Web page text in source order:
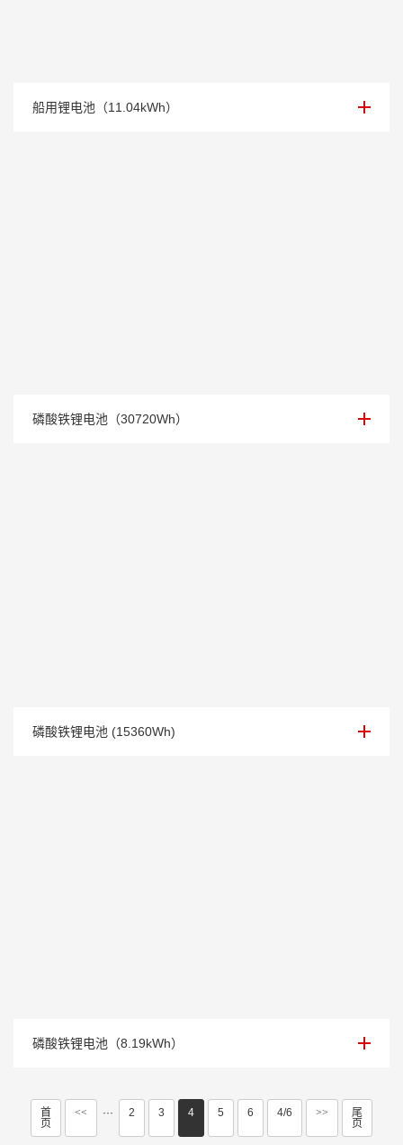
11.04kWh 船用锂电池
船用锂电池（11.04kWh）
153.6V/200Ah 磷酸铁锂电池
磷酸铁锂电池（30720Wh）
153.6V/100Ah 磷酸铁锂电池
磷酸铁锂电池 (15360Wh)
102.4V/80Ah 磷酸铁锂电池
磷酸铁锂电池（8.19kWh）
首
页
<< ··· 2 3 4 5 6 4/6 >>
尾
页